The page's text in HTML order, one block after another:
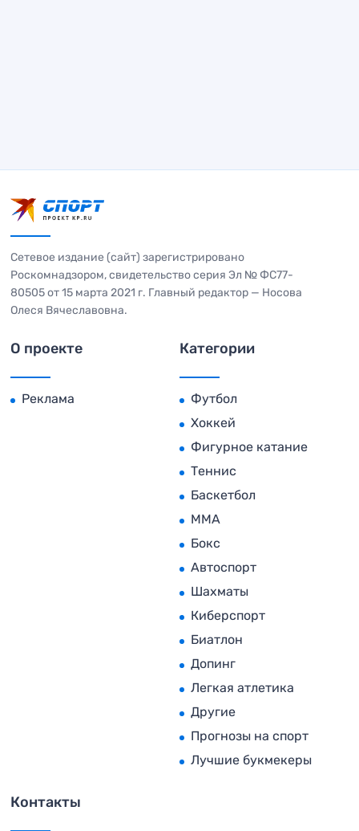
Сетевое издание (сайт) зарегистрировано
Роскомнадзором, свидетельство серия Эл № ФС77-
80505 от 15 марта 2021 г. Главный редактор — Носова
Олеся Вячеславовна.
О проекте
Реклама
Категории
Футбол
Хоккей
Фигурное катание
Теннис
Баскетбол
MMA
Бокс
Автоспорт
Шахматы
Киберспорт
Биатлон
Допинг
Легкая атлетика
Другие
Прогнозы на спорт
Лучшие букмекеры
Контакты